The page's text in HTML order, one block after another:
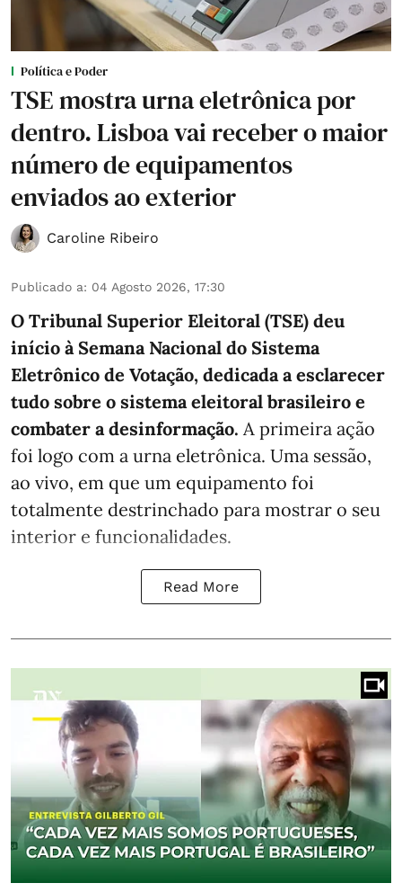
Política e Poder
TSE mostra urna eletrônica por
dentro. Lisboa vai receber o maior
número de equipamentos
enviados ao exterior
Caroline Ribeiro
Publicado a: 04 Agosto 2026, 17:30
O Tribunal Superior Eleitoral (TSE) deu
início à Semana Nacional do Sistema
Eletrônico de Votação, dedicada a esclarecer
tudo sobre o sistema eleitoral brasileiro e
combater a desinformação. A primeira ação
foi logo com a urna eletrônica. Uma sessão,
ao vivo, em que um equipamento foi
totalmente destrinchado para mostrar o seu
interior e funcionalidades.
Read More